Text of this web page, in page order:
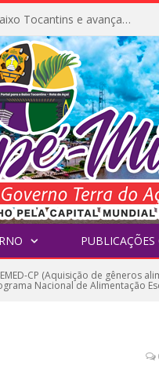
Igarapé-Miri conquista o melhor IDEB do Baixo Tocantins e avança na qualidade da educação pública
PUBLICAÇÕES
CP (Aquisição de
Nacional de Alimentação